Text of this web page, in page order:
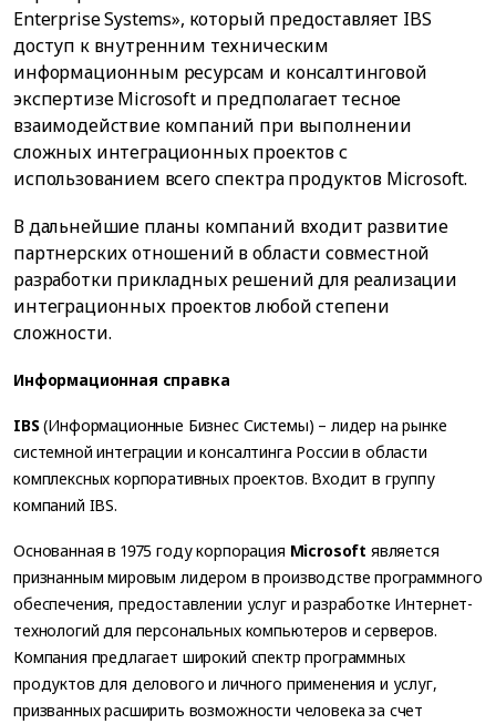
Enterprise Systems», который предоставляет IBS
доступ к внутренним техническим
информационным ресурсам и консалтинговой
экспертизе Microsoft и предполагает тесное
взаимодействие компаний при выполнении
сложных интеграционных проектов с
использованием всего спектра продуктов Microsoft.
В дальнейшие планы компаний входит развитие
партнерских отношений в области совместной
разработки прикладных решений для реализации
интеграционных проектов любой степени
сложности.
Информационная справка
IBS(Информационные Бизнес Системы) – лидер на рынке
системной интеграции и консалтинга России в области
комплексных корпоративных проектов. Входит в группу
компаний IBS.
Основанная в 1975 году корпорация Microsoft является
признанным мировым лидером в производстве программного
обеспечения, предоставлении услуг и разработке Интернет-
технологий для персональных компьютеров и серверов.
Компания предлагает широкий спектр программных
продуктов для делового и личного применения и услуг,
призванных расширить возможности человека за счет